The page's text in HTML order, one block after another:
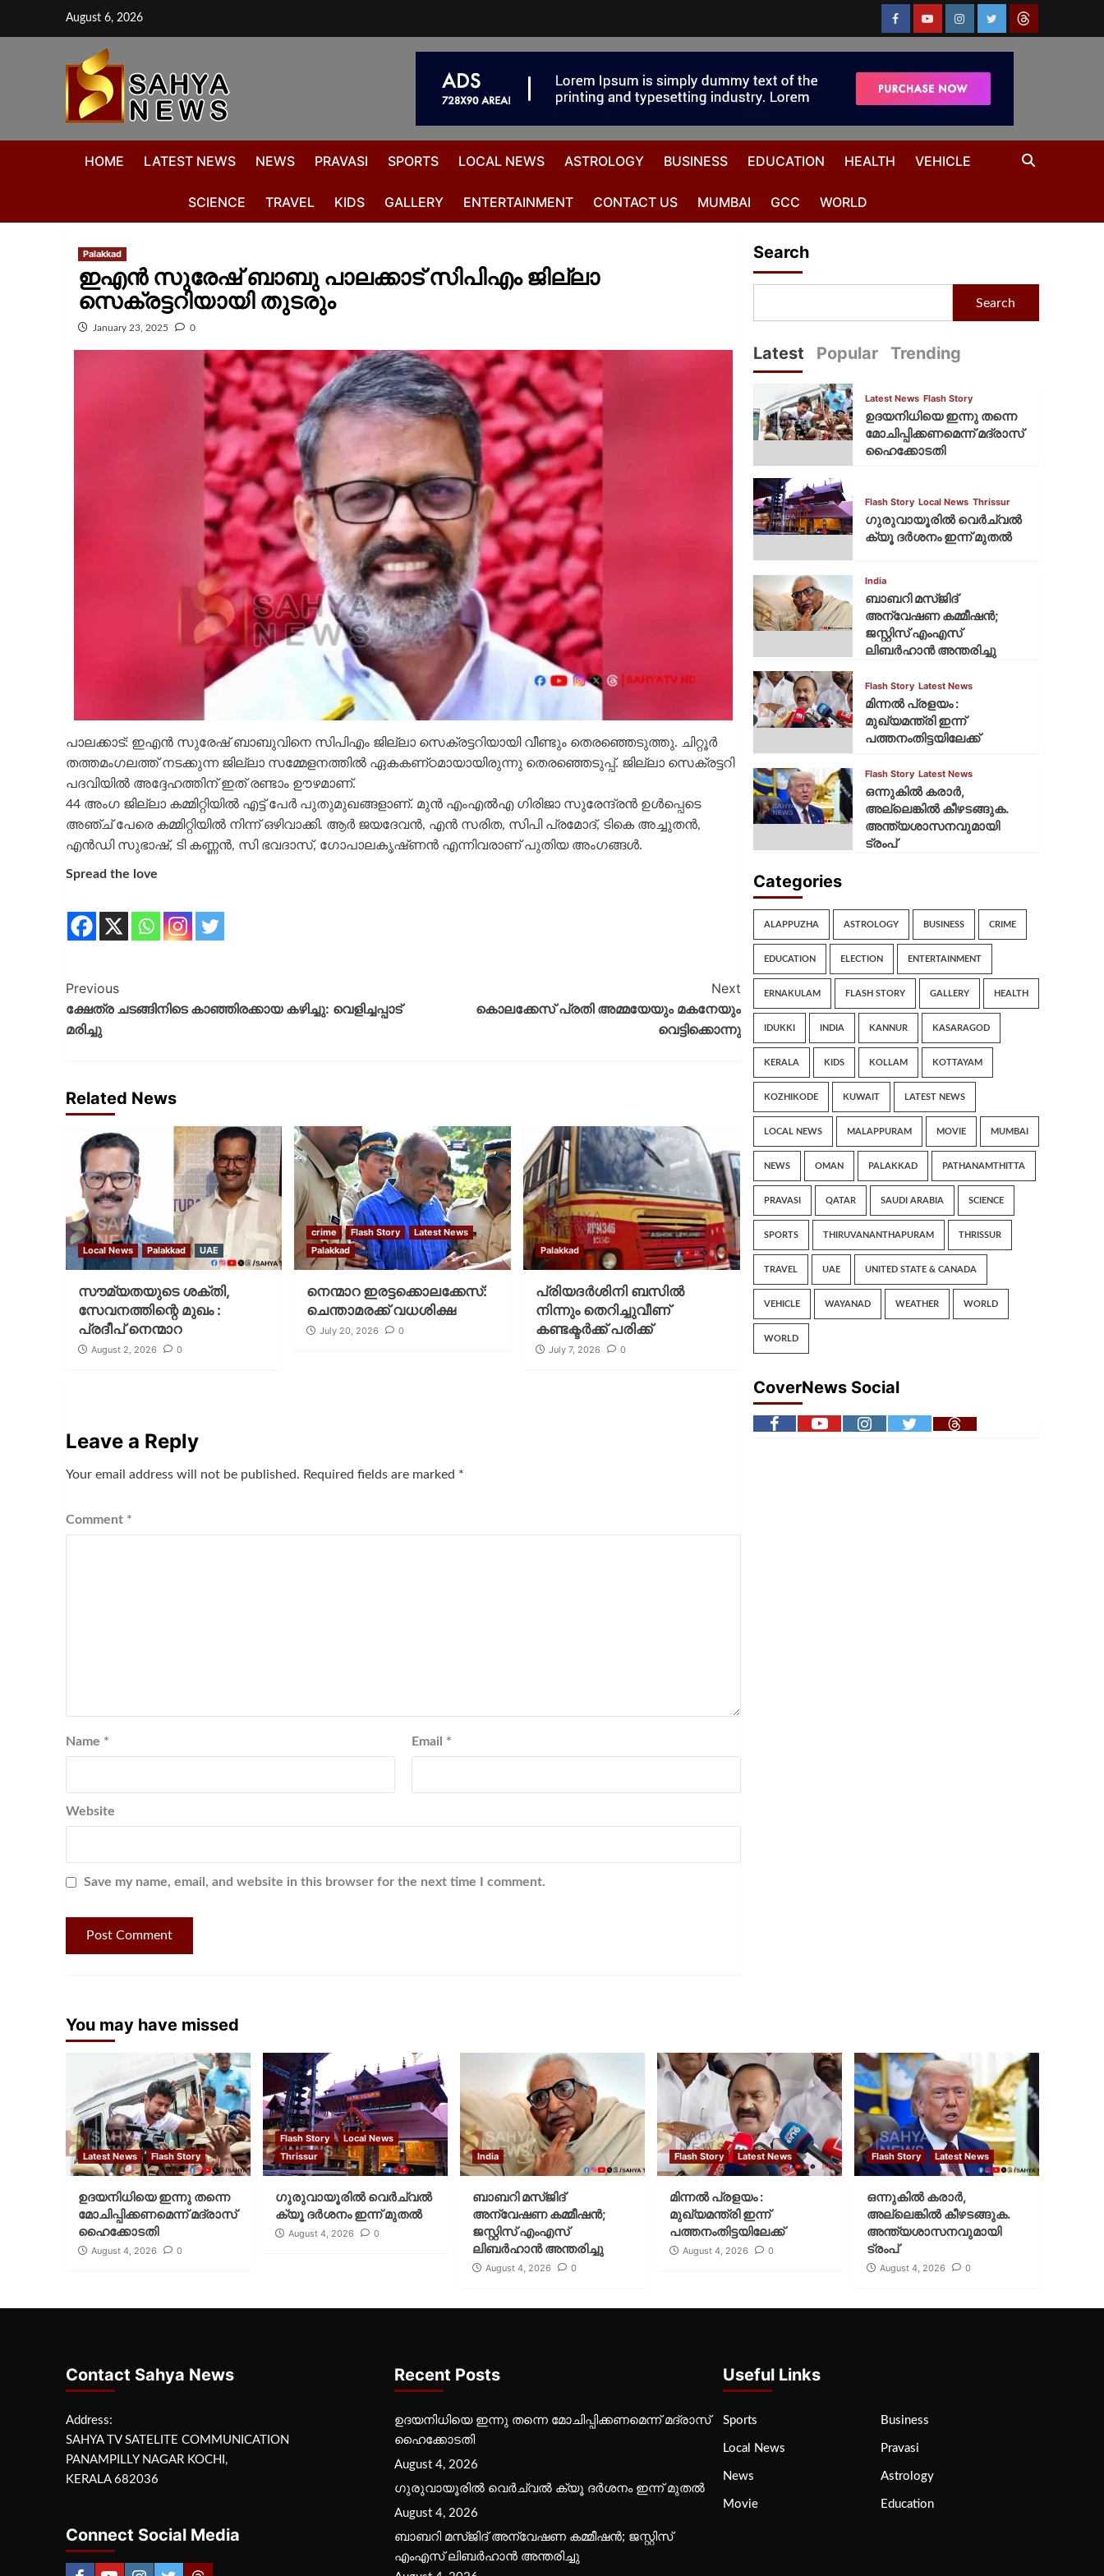
August 6, 2026
HOME LATEST NEWS NEWS PRAVASI SPORTS LOCAL NEWS ASTROLOGY BUSINESS EDUCATION HEALTH VEHICLE
SCIENCE TRAVEL KIDS GALLERY ENTERTAINMENT CONTACT US MUMBAI GCC WORLD
Palakkad
ഇഎൻ സുരേഷ് ബാബു പാലക്കാട് സിപിഎം ജില്ലാ
സെക്രട്ടറിയായി തുടരും
January 23, 2025 0
പാലക്കാട്: ഇഎൻ സുരേഷ് ബാബുവിനെ സിപിഎം ജില്ലാ സെക്രട്ടറിയായി വീണ്ടും തെരഞ്ഞെടുത്തു. ചിറ്റൂർ
തത്തമംഗലത്ത് നടക്കുന്ന ജില്ലാ സമ്മേളനത്തിൽ ഏകകണ്‌ഠമായായിരുന്നു തെരഞ്ഞെടുപ്പ്. ജില്ലാ സെക്രട്ടറി
പദവിയിൽ അദ്ദേഹത്തിന് ഇത് രണ്ടാം ഊഴമാണ്.
44 അംഗ ജില്ലാ കമ്മിറ്റിയിൽ എട്ട് പേർ പുതുമുഖങ്ങളാണ്. മുൻ എംഎൽഎ ഗിരിജാ സുരേന്ദ്രൻ ഉൾപ്പെടെ
അഞ്ച് പേരെ കമ്മിറ്റിയിൽ നിന്ന് ഒഴിവാക്കി. ആർ ജയദേവൻ, എൻ സരിത, സിപി പ്രമോദ്, ടികെ അച്ചുതൻ,
എൻഡി സുഭാഷ്, ടി കണ്ണൻ, സി ഭവദാസ്, ഗോപാലകൃഷ്‌ണൻ എന്നിവരാണ് പുതിയ അംഗങ്ങൾ.
Spread the love
Previous
ക്ഷേത്ര ചടങ്ങിനിടെ കാഞ്ഞിരക്കായ കഴിച്ചു: വെളിച്ചപ്പാട്
മരിച്ചു
Next
കൊലക്കേസ് പ്രതി അമ്മയേയും മകനേയും
വെട്ടിക്കൊന്നു
Related News
Local News Palakkad UAE
സൗമ്യതയുടെ ശക്തി,
സേവനത്തിന്റെ മുഖം :
പ്രദീപ് നെന്മാറ
August 2, 2026 0
crime Flash Story
Latest News
Palakkad
നെന്മാറ ഇരട്ടക്കൊലക്കേസ്:
ചെന്താമരക്ക് വധശിക്ഷ
July 20, 2026 0
Palakkad
പ്രിയദര്‍ശിനി ബസില്‍
നിന്നും തെറിച്ചുവീണ്
കണ്ടക്ടര്‍ക്ക് പരിക്ക്
July 7, 2026 0
Leave a Reply
Your email address will not be published. Required fields are marked *
Comment *
Name * Email *
Website
Save my name, email, and website in this browser for the next time I comment.
Search
Search
Latest Popular Trending
Latest News Flash Story
ഉദയനിധിയെ ഇന്നു തന്നെ
മോചിപ്പിക്കണമെന്ന് മദ്രാസ്
ഹൈക്കോടതി
Flash Story Local News Thrissur
ഗുരുവായൂരില്‍ വെര്‍ച്വല്‍
ക്യൂ ദര്‍ശനം ഇന്ന് മുതല്‍
India
ബാബറി മസ്ജിദ്
അന്വേഷണ കമ്മീഷന്‍;
ജസ്റ്റിസ് എംഎസ്
ലിബര്‍ഹാന്‍ അന്തരിച്ചു
Flash Story Latest News
മിന്നല്‍ പ്രളയം :
മുഖ്യമന്ത്രി ഇന്ന്
പത്തനംതിട്ടയിലേക്ക്
Flash Story Latest News
ഒന്നുകില്‍ കരാര്‍,
അല്ലെങ്കില്‍ കീഴടങ്ങുക.
അന്ത്യശാസനവുമായി
ട്രംപ്
Categories
ALAPPUZHA ASTROLOGY BUSINESS CRIME
EDUCATION ELECTION ENTERTAINMENT
ERNAKULAM FLASH STORY GALLERY HEALTH
IDUKKI INDIA KANNUR KASARAGOD
KERALA KIDS KOLLAM KOTTAYAM
KOZHIKODE KUWAIT LATEST NEWS
LOCAL NEWS MALAPPURAM MOVIE MUMBAI
NEWS OMAN PALAKKAD PATHANAMTHITTA
PRAVASI QATAR SAUDI ARABIA SCIENCE
SPORTS THIRUVANANTHAPURAM THRISSUR
TRAVEL UAE UNITED STATE & CANADA
VEHICLE WAYANAD WEATHER WORLD
WORLD
CoverNews Social
You may have missed
Latest News Flash Story
ഉദയനിധിയെ ഇന്നു തന്നെ
മോചിപ്പിക്കണമെന്ന് മദ്രാസ്
ഹൈക്കോടതി
August 4, 2026 0
Flash Story
Local News
Thrissur
ഗുരുവായൂരില്‍ വെര്‍ച്വല്‍
ക്യൂ ദര്‍ശനം ഇന്ന് മുതല്‍
August 4, 2026 0
India
ബാബറി മസ്ജിദ്
അന്വേഷണ കമ്മീഷന്‍;
ജസ്റ്റിസ് എംഎസ്
ലിബര്‍ഹാന്‍ അന്തരിച്ചു
August 4, 2026 0
Flash Story Latest News
മിന്നല്‍ പ്രളയം :
മുഖ്യമന്ത്രി ഇന്ന്
പത്തനംതിട്ടയിലേക്ക്
August 4, 2026 0
Flash Story Latest News
ഒന്നുകില്‍ കരാര്‍,
അല്ലെങ്കില്‍ കീഴടങ്ങുക.
അന്ത്യശാസനവുമായി
ട്രംപ്
August 4, 2026 0
Contact Sahya News
Address:
SAHYA TV SATELITE COMMUNICATION
PANAMPILLY NAGAR KOCHI,
KERALA 682036
Connect Social Media
Recent Posts
ഉദയനിധിയെ ഇന്നു തന്നെ മോചിപ്പിക്കണമെന്ന് മദ്രാസ്
ഹൈക്കോടതി
August 4, 2026
ഗുരുവായൂരില്‍ വെര്‍ച്വല്‍ ക്യൂ ദര്‍ശനം ഇന്ന് മുതല്‍
August 4, 2026
ബാബറി മസ്ജിദ് അന്വേഷണ കമ്മീഷന്‍; ജസ്റ്റിസ്
എംഎസ് ലിബര്‍ഹാന്‍ അന്തരിച്ചു
Useful Links
Sports Business
Local News Pravasi
News Astrology
Movie Education